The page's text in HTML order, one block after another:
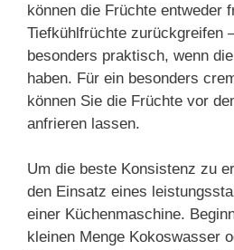
können die Früchte entweder
Tiefkühlfrüchte zurückgreifen
besonders praktisch, wenn
haben. Für ein besonders
können Sie die Früchte vor
anfrieren lassen.
Um die beste Konsistenz zu
den Einsatz eines
einer Küchenmaschine.
kleinen Menge Kokoswasser